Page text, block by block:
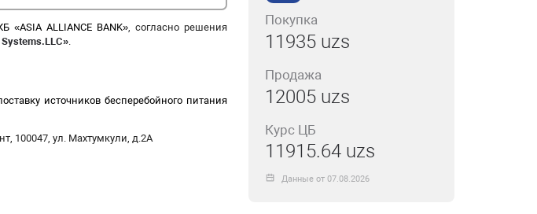
«ASIA ALLIANCE BANK», согласно решения
».
источников бесперебойного питания
100047, ул. Махтумкули, д.2А
Покупка
11935 uzs
Продажа
12005 uzs
Курс ЦБ
11915.64 uzs
Данные от 07.08.2026